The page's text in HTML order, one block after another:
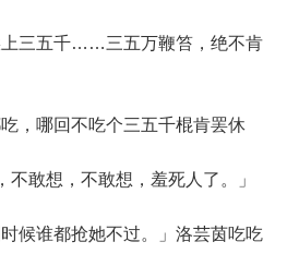
上三五千……三五万鞭笞，绝不肯
哪回不吃个三五千棍肯罢休
不敢想，不敢想，羞死人了。」
谁都抢她不过。」洛芸茵吃吃